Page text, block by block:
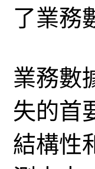
了業務
業務數
失的首
結構性